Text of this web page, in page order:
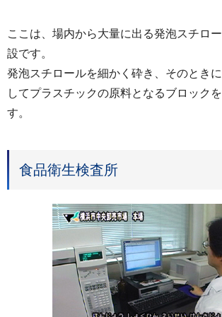
ここは、場内から大量に出る発泡スチロ
設です。
発泡スチロールを細かく砕き、そのとき
してプラスチックの原料となるブロック
す。
食品衛生検査所